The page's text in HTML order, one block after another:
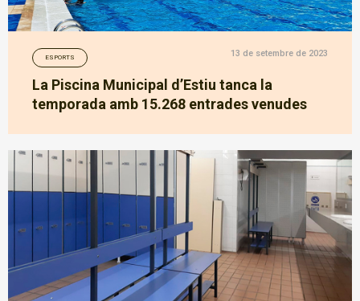
ESPORTS 13 de setembre de 2023
La Piscina Municipal d’Estiu tanca la
temporada amb 15.268 entrades venudes